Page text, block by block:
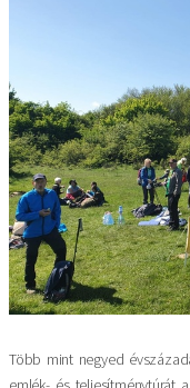
Több mint negyed